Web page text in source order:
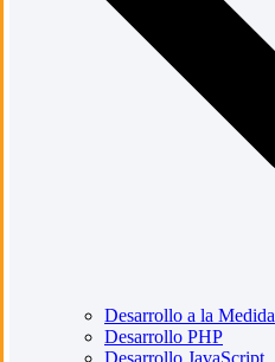
Desarrollo a la Medida
Desarrollo PHP
Desarrollo JavaScript